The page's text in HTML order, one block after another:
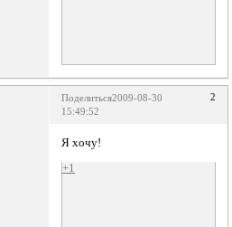
Поделиться 2
2009-08-30
15:49:52
Я хочу!
+1